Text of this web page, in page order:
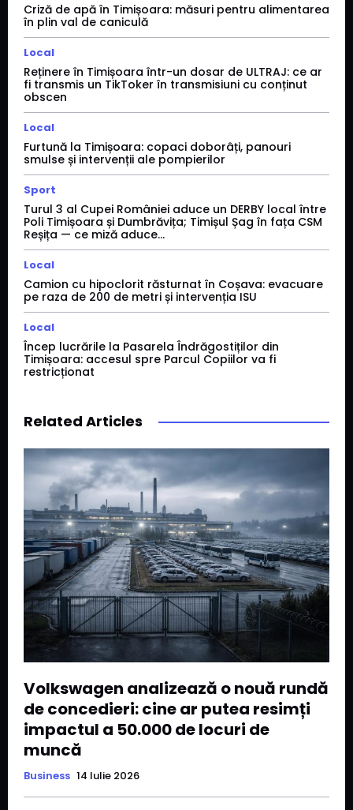
Criză de apă în Timișoara: măsuri pentru alimentarea
în plin val de caniculă
Local
Reținere în Timișoara într-un dosar de ULTRAJ: ce ar
fi transmis un TikToker în transmisiuni cu conținut
obscen
Local
Furtună la Timișoara: copaci doborâți, panouri
smulse și intervenții ale pompierilor
Sport
Turul 3 al Cupei României aduce un DERBY local între
Poli Timișoara și Dumbrăvița; Timișul Șag în fața CSM
Reșița — ce miză aduce...
Local
Camion cu hipoclorit răsturnat în Coșava: evacuare
pe raza de 200 de metri și intervenția ISU
Local
Încep lucrările la Pasarela Îndrăgostiților din
Timișoara: accesul spre Parcul Copiilor va fi
restricționat
Related Articles
Volkswagen analizează o nouă rundă
de concedieri: cine ar putea resimți
impactul a 50.000 de locuri de
muncă
Business 14 Iulie 2026